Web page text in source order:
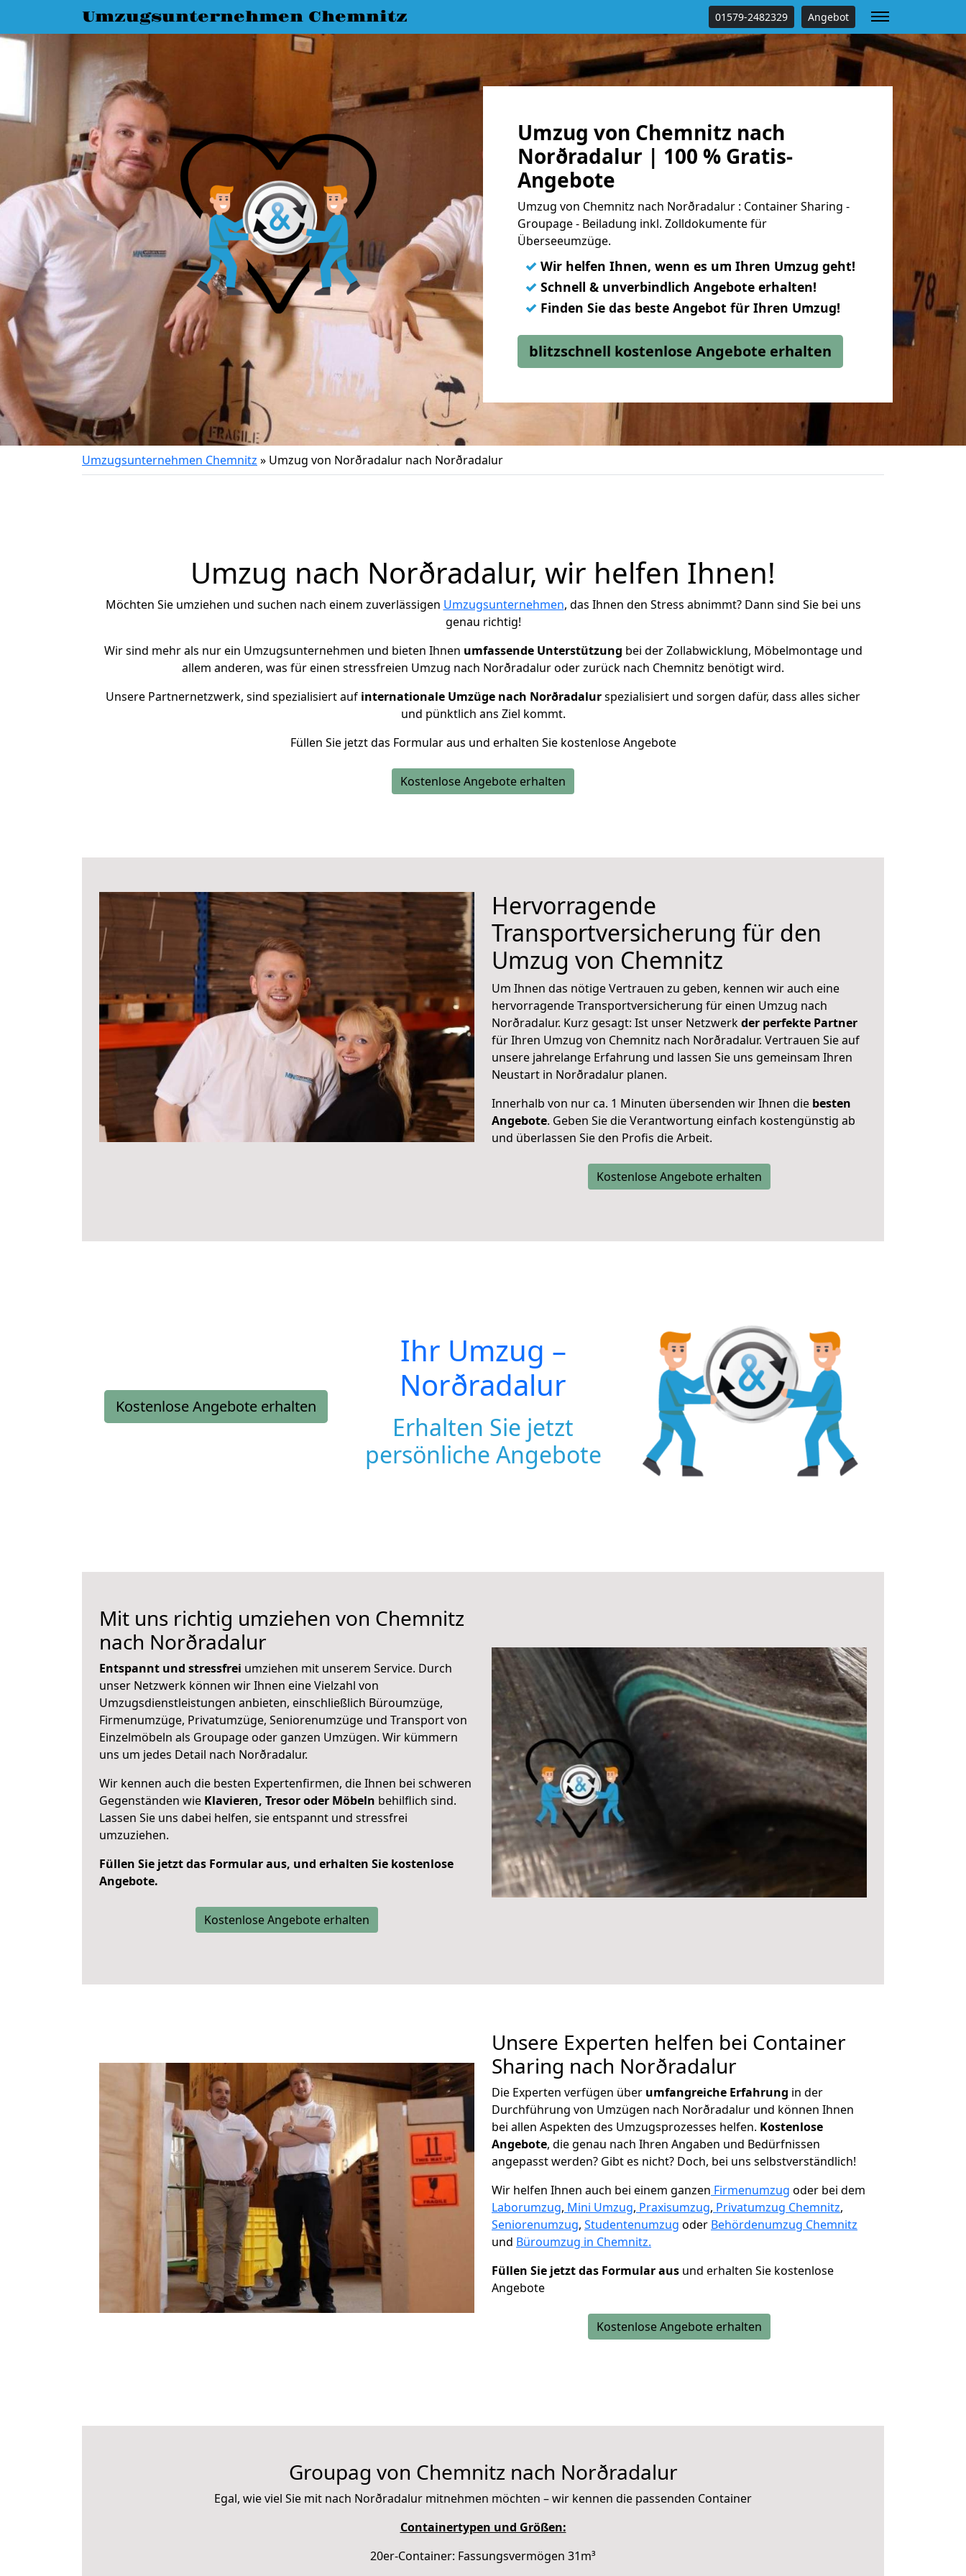
Umzugsunternehmen Chemnitz 01579-2482329 Angebot
Umzug von Chemnitz nach
Norðradalur | 100 % Gratis-
Angebote
Umzug von Chemnitz nach Norðradalur : Container Sharing -
Groupage - Beiladung inkl. Zolldokumente für
Überseeumzüge.
✓ Wir helfen Ihnen, wenn es um Ihren Umzug geht!
✓ Schnell & unverbindlich Angebote erhalten!
✓ Finden Sie das beste Angebot für Ihren Umzug!
blitzschnell kostenlose Angebote erhalten
Umzugsunternehmen Chemnitz » Umzug von Norðradalur nach Norðradalur
Umzug nach Norðradalur, wir helfen Ihnen!
Möchten Sie umziehen und suchen nach einem zuverlässigen Umzugsunternehmen, das Ihnen den Stress abnimmt? Dann sind Sie bei uns
genau richtig!
Wir sind mehr als nur ein Umzugsunternehmen und bieten Ihnen umfassende Unterstützung bei der Zollabwicklung, Möbelmontage und
allem anderen, was für einen stressfreien Umzug nach Norðradalur oder zurück nach Chemnitz benötigt wird.
Unsere Partnernetzwerk, sind spezialisiert auf internationale Umzüge nach Norðradalurspezialisiert und sorgen dafür, dass alles sicher
und pünktlich ans Ziel kommt.
Füllen Sie jetzt das Formular aus und erhalten Sie kostenlose Angebote
Kostenlose Angebote erhalten
Hervorragende
Transportversicherung für den
Umzug von Chemnitz
Um Ihnen das nötige Vertrauen zu geben, kennen wir auch eine
hervorragende Transportversicherung für einen Umzug nach
Norðradalur. Kurz gesagt: Ist unser Netzwerkder perfekte Partner
für Ihren Umzug von Chemnitz nach Norðradalur. Vertrauen Sie auf
unsere jahrelange Erfahrung und lassen Sie uns gemeinsam Ihren
Neustart in Norðradalur planen.
Innerhalb von nur ca. 1 Minuten übersenden wir Ihnen die besten
Angebote. Geben Sie die Verantwortung einfach kostengünstig ab
und überlassen Sie den Profis die Arbeit.
Kostenlose Angebote erhalten
Kostenlose Angebote erhalten
Ihr Umzug –
Norðradalur
Erhalten Sie jetzt
persönliche Angebote
Mit uns richtig umziehen von Chemnitz
nach Norðradalur
Entspannt und stressfrei umziehen mit unserem Service. Durch
unser Netzwerk können wir Ihnen eine Vielzahl von
Umzugsdienstleistungen anbieten, einschließlich Büroumzüge,
Firmenumzüge, Privatumzüge, Seniorenumzüge und Transport von
Einzelmöbeln als Groupage oder ganzen Umzügen. Wir kümmern
uns um jedes Detail nach Norðradalur.
Wir kennen auch die besten Expertenfirmen, die Ihnen bei schweren
Gegenständen wie Klavieren, Tresor oder Möbeln behilflich sind.
Lassen Sie uns dabei helfen, sie entspannt und stressfrei
umzuziehen.
Füllen Sie jetzt das Formular aus, und erhalten Sie kostenlose
Angebote.
Kostenlose Angebote erhalten
Unsere Experten helfen bei Container
Sharing nach Norðradalur
Die Experten verfügen über umfangreiche Erfahrung in der
Durchführung von Umzügen nach Norðradalur und können Ihnen
bei allen Aspekten des Umzugsprozesses helfen. Kostenlose
Angebote, die genau nach Ihren Angaben und Bedürfnissen
angepasst werden? Gibt es nicht? Doch, bei uns selbstverständlich!
Wir helfen Ihnen auch bei einem ganzen Firmenumzug oder bei dem
Laborumzug, Mini Umzug, Praxisumzug, Privatumzug Chemnitz,
Seniorenumzug, Studentenumzug oder Behördenumzug Chemnitz
und Büroumzug in Chemnitz.
Füllen Sie jetzt das Formular aus und erhalten Sie kostenlose
Angebote
Kostenlose Angebote erhalten
Groupag von Chemnitz nach Norðradalur
Egal, wie viel Sie mit nach Norðradalur mitnehmen möchten – wir kennen die passenden Container
Containertypen und Größen:
20er-Container: Fassungsvermögen 31m³